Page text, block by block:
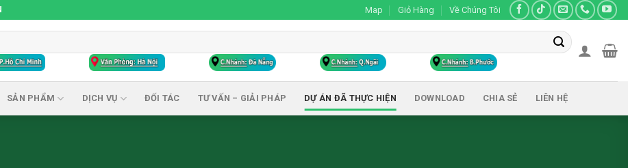
Map Giỏ Hàng Về Chúng Tôi
SẢN PHẨM DỊCH VỤ ĐỐI TÁC TƯ VẤN – GIẢI PHÁP DỰ ÁN ĐÃ THỰC HIỆN DOWNLOAD CHIA SẺ LIÊN HỆ